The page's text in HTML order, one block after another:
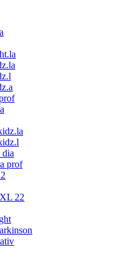
prof
22